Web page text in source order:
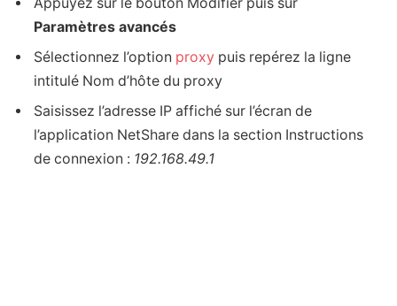
Paramètres avancés
Sélectionnez l’option proxy puis repérez la ligne
intitulé Nom d’hôte du proxy
Saisissez l’adresse IP affiché sur l’écran de
l’application NetShare dans la section Instructions
de connexion : 192.168.49.1